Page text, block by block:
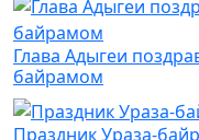
Глава Адыгеи
байрамом
Праздник Ураза-